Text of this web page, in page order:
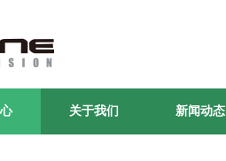
关于我们 新闻动态